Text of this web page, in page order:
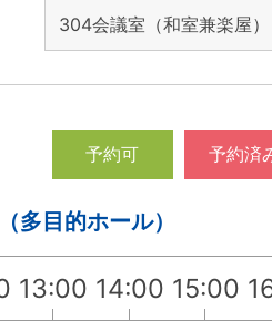
304会議室（和室兼楽屋）
予約可 予約済
多目的ホール）
13:00 14:00 15:00